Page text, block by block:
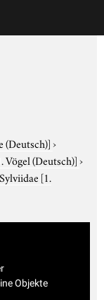
(Deutsch)]›
Vögel (Deutsch)]›
Sylviidae [1.
Objekte